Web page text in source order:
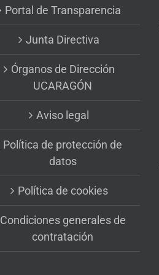
Portal de Transparencia
Junta Directiva
Órganos de Dirección
UCARAGÓN
Aviso legal
Política de protección de
datos
Política de cookies
Condiciones generales de
contratación